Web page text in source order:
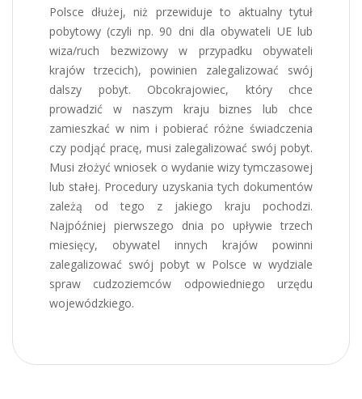
Polsce dłużej, niż przewiduje to aktualny tytuł
pobytowy (czyli np. 90 dni dla obywateli UE lub
wiza/ruch bezwizowy w przypadku obywateli
krajów trzecich), powinien zalegalizować swój
dalszy pobyt. Obcokrajowiec, który chce
prowadzić w naszym kraju biznes lub chce
zamieszkać w nim i pobierać różne świadczenia
czy podjąć pracę, musi zalegalizować swój pobyt.
Musi złożyć wniosek o wydanie wizy tymczasowej
lub stałej. Procedury uzyskania tych dokumentów
zależą od tego z jakiego kraju pochodzi.
Najpóźniej pierwszego dnia po upływie trzech
miesięcy, obywatel innych krajów powinni
zalegalizować swój pobyt w Polsce w wydziale
spraw cudzoziemców odpowiedniego urzędu
wojewódzkiego.